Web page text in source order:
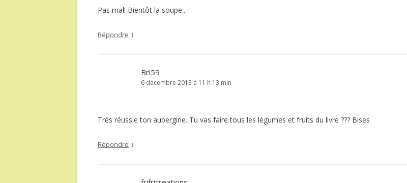
Pas mal! Bientôt la soupe..
Répondre ↓
Bri59
6 décembre 2013 à 11 h 13 min
Très réussie ton aubergine. Tu vas faire tous les légumes et fruits du livre ??? Bises
Répondre ↓